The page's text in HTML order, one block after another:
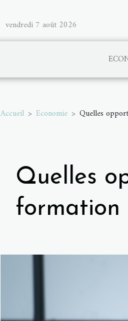
vendredi 7 août 2026
Accueil Economie Quelles
Quelles
formation